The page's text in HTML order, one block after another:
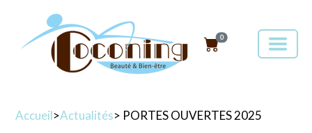
0
Accueil>Actualités> PORTES OUVERTES 2025